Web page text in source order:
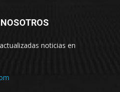
noticias en